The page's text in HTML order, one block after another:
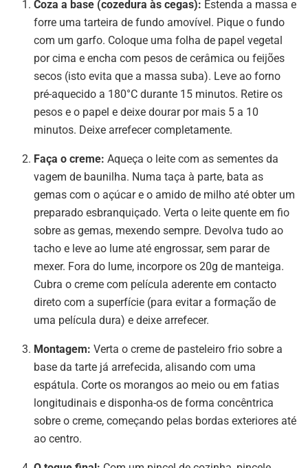
Coza a base (cozedura às cegas): Estenda a massa e
forre uma tarteira de fundo amovível. Pique o fundo
com um garfo. Coloque uma folha de papel vegetal
por cima e encha com pesos de cerâmica ou feijões
secos (isto evita que a massa suba). Leve ao forno
pré-aquecido a 180°C durante 15 minutos. Retire os
pesos e o papel e deixe dourar por mais 5 a 10
minutos. Deixe arrefecer completamente.
Faça o creme: Aqueça o leite com as sementes da
vagem de baunilha. Numa taça à parte, bata as
gemas com o açúcar e o amido de milho até obter um
preparado esbranquiçado. Verta o leite quente em fio
sobre as gemas, mexendo sempre. Devolva tudo ao
tacho e leve ao lume até engrossar, sem parar de
mexer. Fora do lume, incorpore os 20g de manteiga.
Cubra o creme com película aderente em contacto
direto com a superfície (para evitar a formação de
uma película dura) e deixe arrefecer.
Montagem: Verta o creme de pasteleiro frio sobre a
base da tarte já arrefecida, alisando com uma
espátula. Corte os morangos ao meio ou em fatias
longitudinais e disponha-os de forma concêntrica
sobre o creme, começando pelas bordas exteriores até
ao centro.